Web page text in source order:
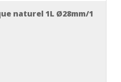
naturel 1L Ø28mm/1